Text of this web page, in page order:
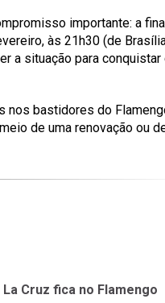
importante: a
às 21h30 (de
a situação para conquistar
nos bastidores do
de uma renovação ou
Cruz fica no Flamengo